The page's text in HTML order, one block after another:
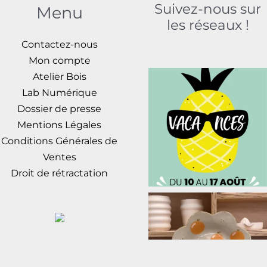
Menu
Contactez-nous
Mon compte
Atelier Bois
Lab Numérique
Dossier de presse
Mentions Légales
Conditions Générales de
Ventes
Droit de rétractation
Suivez-nous sur
les réseaux !